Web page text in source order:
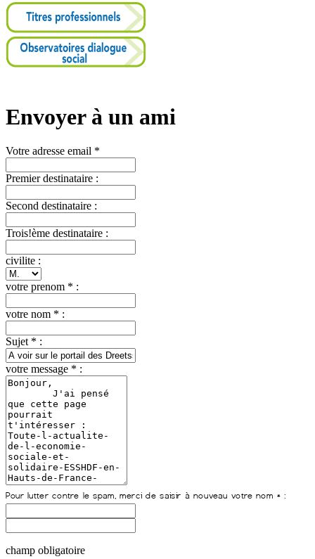
Envoyer à un ami
Votre adresse email *
Premier destinataire :
Second destinataire :
Trois!ème destinataire :
civilite :
votre prenom * :
votre nom * :
Sujet * :
votre message * :
champ obligatoire